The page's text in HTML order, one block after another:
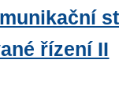
řízení II